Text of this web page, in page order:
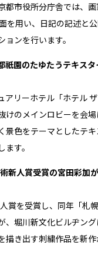
都市役所分庁舎では、
を用い、日記の記述と
ンを行います。
祇園のたゆたうテキス
アリーホテル「ホテル
けのメインロビーを会
景色をテーマとしたテ
す。
新人賞受賞の宮田彩加
賞を受賞し、同年「札
、堀川新文化ビルヂン
描き出す刺繍作品を新